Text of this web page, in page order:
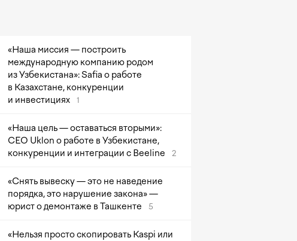
«Наша миссия — построить
международную компанию родом
из Узбекистана»: Safia о работе
в Казахстане, конкуренции
и инвестициях
1
«Наша цель — оставаться вторыми»:
CEO Uklon о работе в Узбекистане,
конкуренции и интеграции с Beeline
2
«Снять вывеску — это не наведение
порядка, это нарушение закона» —
юрист о демонтаже в Ташкенте
5
«Нельзя просто скопировать Kaspi или